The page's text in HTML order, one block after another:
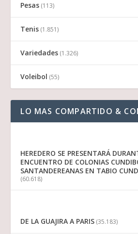
Pesas (113)
Tenis (1.851)
Variedades (1.326)
Voleibol (55)
LO MAS COMPARTIDO &
HEREDERO SE PRESENTARÁ
ENCUENTRO DE COLONIAS
SANTANDEREANAS EN TABIO
(60.618)
DE LA GUAJIRA A PARIS (35.183)